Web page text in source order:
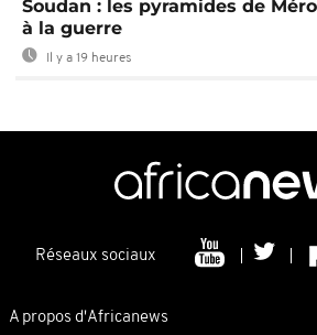
Soudan : les pyramides de
à la guerre
Il y a 19 heures
Réseaux sociaux
A propos d'Africanews